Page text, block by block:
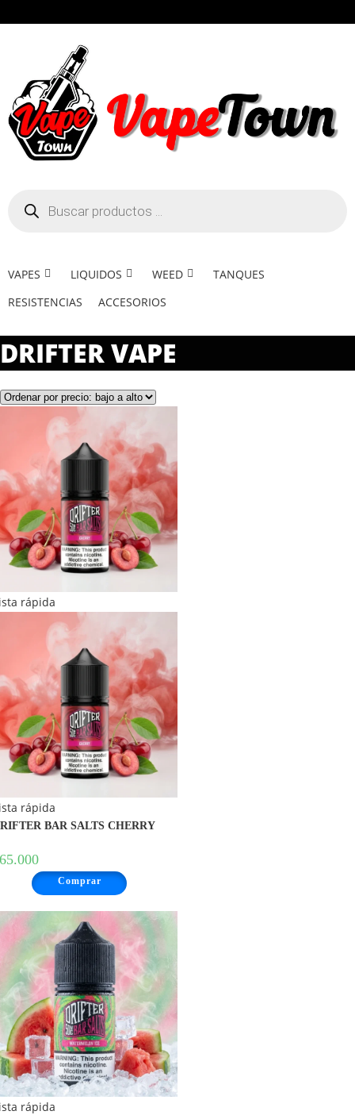
VAPES LIQUIDOS WEED
TANQUES
RESISTENCIAS
ACCESORIOS
DRIFTER VAPE
rápida
rápida
BAR SALTS CHERRY
65.000
Comprar
rápida